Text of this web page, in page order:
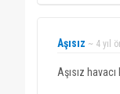
Aşısız ~ 4 yıl
Aşısız